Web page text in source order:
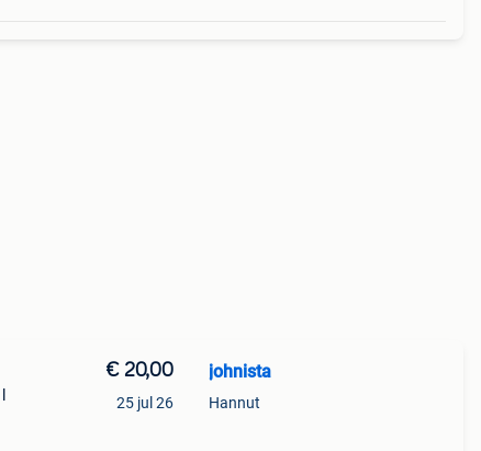
€ 20,00
25 jul 26
johnista
Hannut